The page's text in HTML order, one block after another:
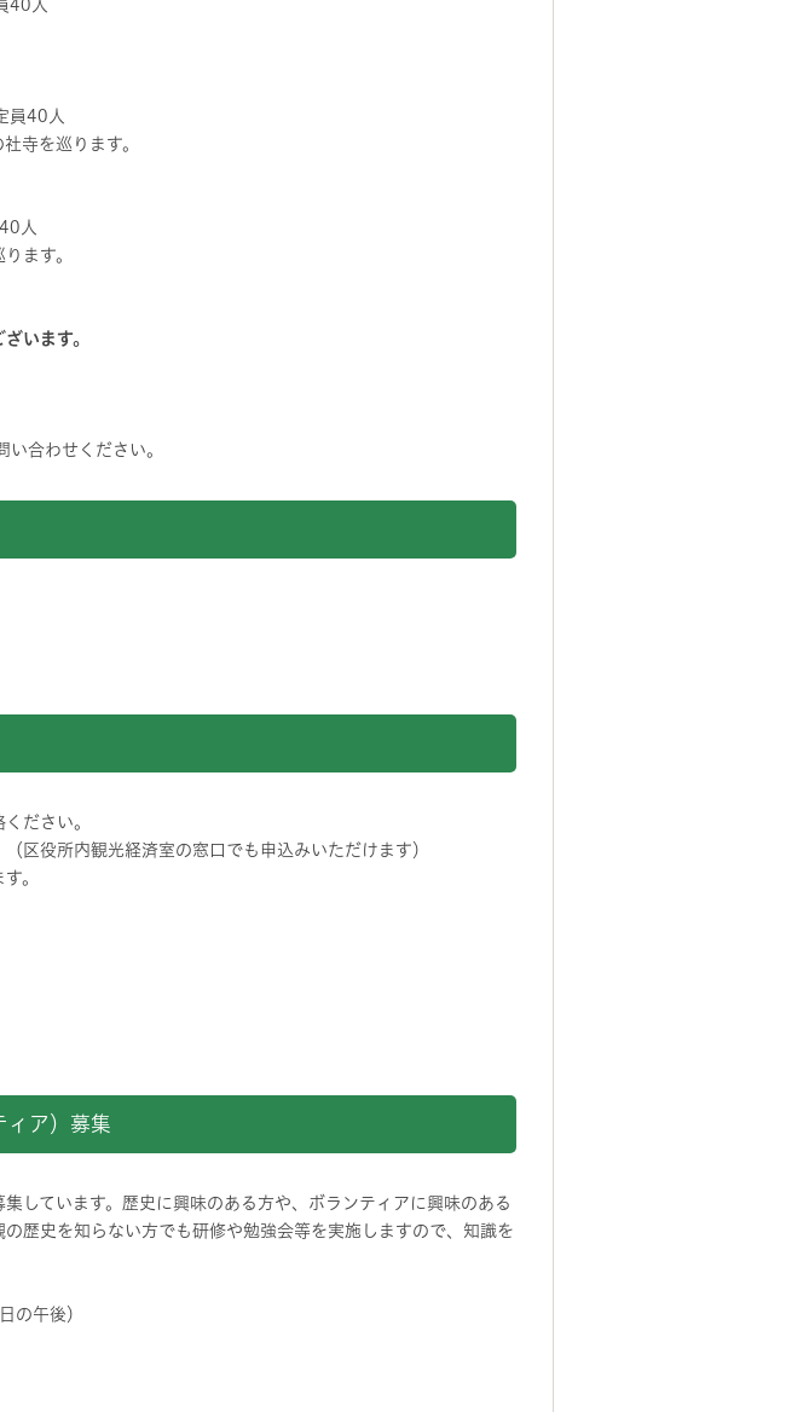
40人
員40人
寺を巡ります。
人
ます。
います。
合わせください。
ださい。
区役所内観光経済室の窓口でも申込みいただけます）
。
ィア）募集
しています。歴史に興味のある方や、ボランティアに興味のある
歴史を知らない方でも研修や勉強会等を実施しますので、知識を
の午後）